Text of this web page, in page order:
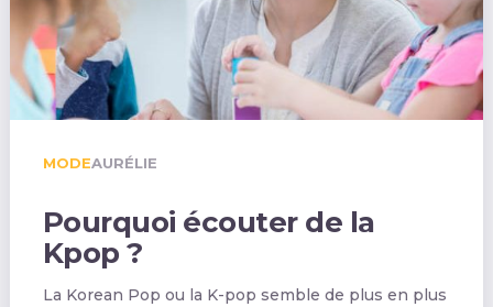
MODEAURÉLIE
Pourquoi écouter de la
Kpop ?
La Korean Pop ou la K-pop semble de plus en plus